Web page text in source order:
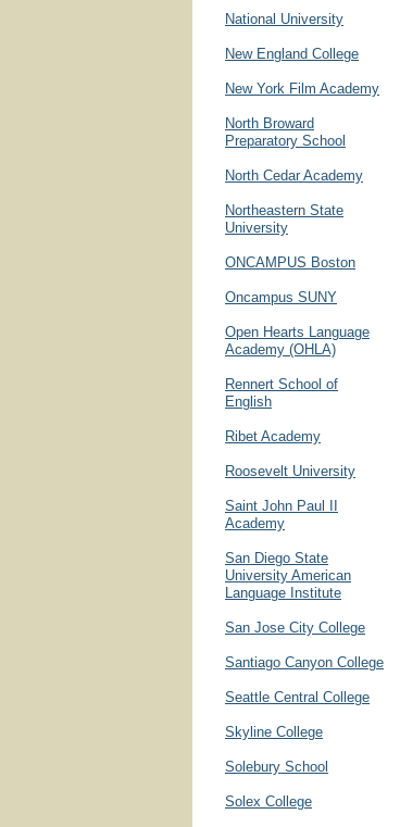
National University
New England College
New York Film Academy
North Broward
Preparatory School
North Cedar Academy
Northeastern State
University
ONCAMPUS Boston
Oncampus SUNY
Open Hearts Language
Academy (OHLA)
Rennert School of
English
Ribet Academy
Roosevelt University
Saint John Paul II
Academy
San Diego State
University American
Language Institute
San Jose City College
Santiago Canyon College
Seattle Central College
Skyline College
Solebury School
Solex College